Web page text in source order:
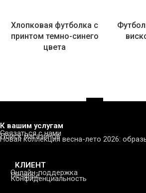
Хлопковая футболка с
принтом темно-синего
цвета
К вашим услугам
Связаться с нами
Поиск магазинов
Новая коллекция весна-лето 2026:
КЛИЕНТ
Онлайн-поддержка
Печенье
Конфиденциальность